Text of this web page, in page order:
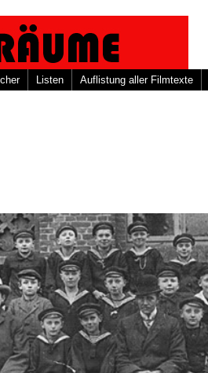
Listen Auflistung aller Filmtexte